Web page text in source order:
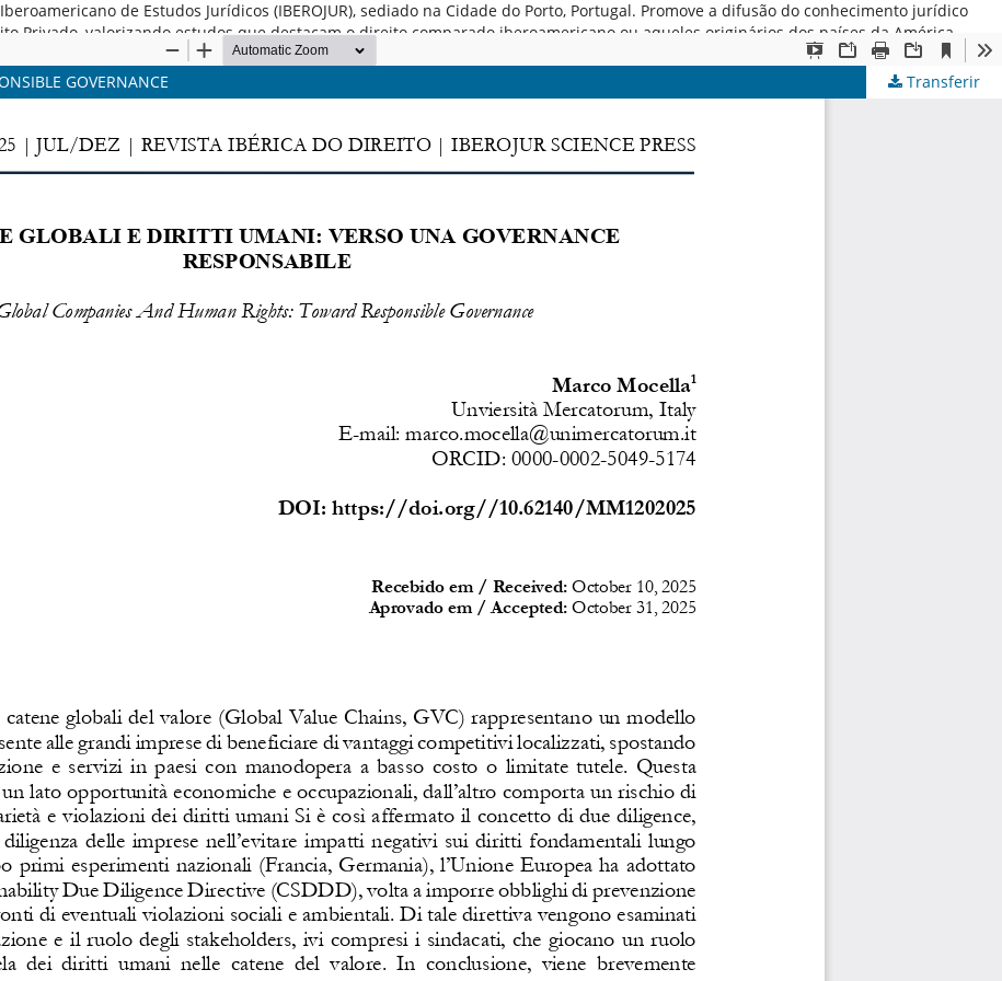
de Estudos Jurídicos (IBEROJUR), sediado na Cidade do Porto, Portugal. Promove a difusão do conhecimento jurídico
Privado, valorizando estudos que destacam o direito comparado iberoamericano ou aqueles originários dos países da América
GOVERNANCE
Transferir